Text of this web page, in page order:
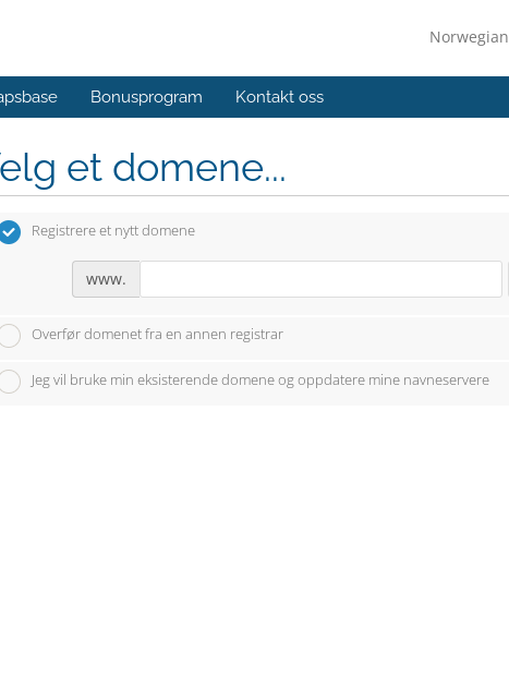
Norwegian
Bonusprogram Kontakt oss
et domene...
Registrere et nytt domene
www.
Overfør domenet fra en annen registrar
Jeg vil bruke min eksisterende domene og oppdatere mine navneservere